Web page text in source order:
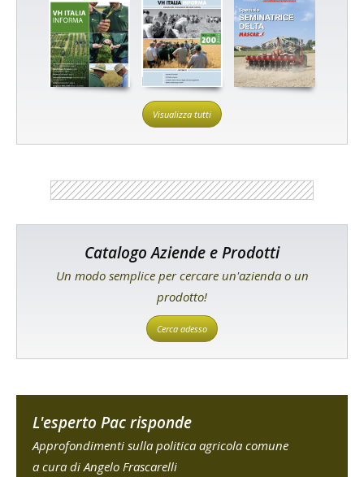
Visualizza tutti
Catalogo Aziende e Prodotti
Un modo semplice per cercare un'azienda o un
prodotto!
Cerca adesso
L'esperto Pac risponde
Approfondimenti sulla politica agricola comune
a cura di Angelo Frascarelli